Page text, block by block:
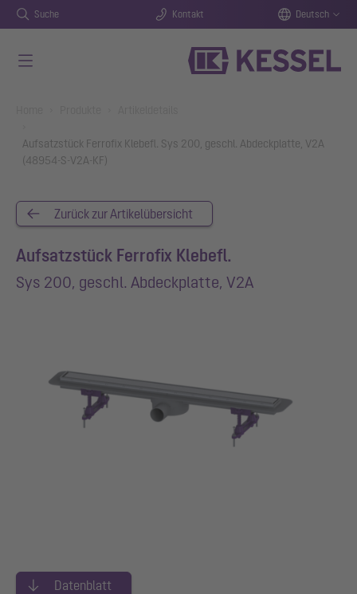
Suche Kontakt Deutsch
Aufsatzstück Ferrofix Klebefl. Sys 200, geschl. Abdeckplatte, V2A
(48954-S-V2A-KF)
Zurück zur Artikelübersicht
Aufsatzstück Ferrofix Klebefl.
Sys 200, geschl. Abdeckplatte, V2A
Datenblatt